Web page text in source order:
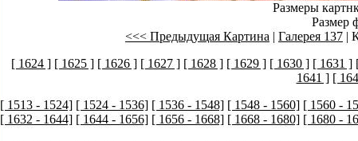
Размеры
Размер
<<< Предыдущая Картина | Галерея 137 |
[ 1624 ] [ 1625 ] [ 1626 ] [ 1627 ] [ 1628 ] [ 1629 ] [ 1630 ] [ 1631 ]
1641 ] [
[ 1513 - 1524] [ 1524 - 1536] [ 1536 - 1548] [ 1548 - 1560] [ 1560 -
[ 1632 - 1644] [ 1644 - 1656] [ 1656 - 1668] [ 1668 - 1680] [ 1680 -